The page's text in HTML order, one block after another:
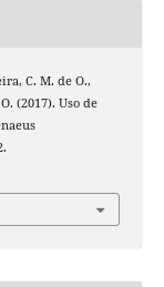
C. M. de O.,
(2017). Uso de